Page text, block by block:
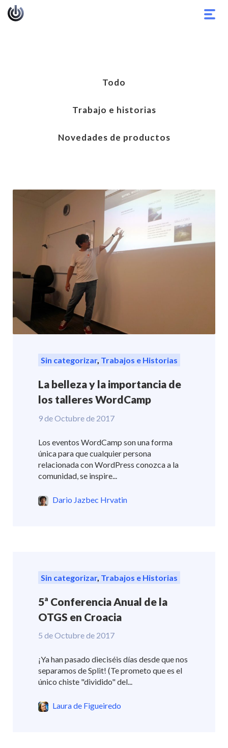
Todo
Trabajo e historias
Novedades de productos
Sin categorizar, Trabajos e Historias
La belleza y la importancia de
los talleres WordCamp
9 de Octubre de 2017
Los eventos WordCamp son una forma
única para que cualquier persona
relacionada con WordPress conozca a la
comunidad, se inspire...
Dario Jazbec Hrvatin
Sin categorizar, Trabajos e Historias
5ª Conferencia Anual de la
OTGS en Croacia
5 de Octubre de 2017
¡Ya han pasado dieciséis días desde que nos
separamos de Split! (Te prometo que es el
único chiste "dividido" del...
Laura de Figueiredo